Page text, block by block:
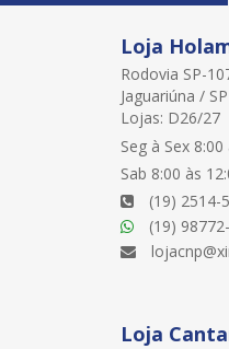
Loja
Rodovia SP-
Jaguariúna /
Lojas: D26/27
Seg à Sex 8:00
Sab 8:00 às
(19) 2514-
(19)
Loja